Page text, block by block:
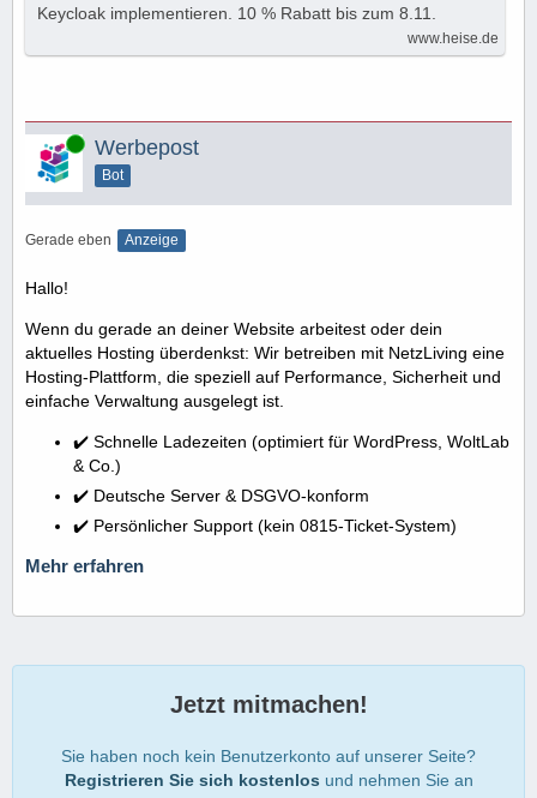
Keycloak implementieren. 10 % Rabatt bis zum 8.11.
www.heise.de
Online Werbepost
Bot
Gerade eben Anzeige
Hallo!
Wenn du gerade an deiner Website arbeitest oder dein
aktuelles Hosting überdenkst: Wir betreiben mit NetzLiving eine
Hosting-Plattform, die speziell auf Performance, Sicherheit und
einfache Verwaltung ausgelegt ist.
✔️ Schnelle Ladezeiten (optimiert für WordPress, WoltLab
& Co.)
✔️ Deutsche Server & DSGVO-konform
✔️ Persönlicher Support (kein 0815-Ticket-System)
Mehr erfahren
Jetzt mitmachen!
Sie haben noch kein Benutzerkonto auf unserer Seite?
Registrieren Sie sich kostenlos und nehmen Sie an